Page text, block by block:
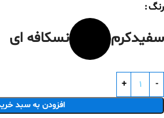
رنگ
سفیدکرم نسکافه ای
افزودن به سبد